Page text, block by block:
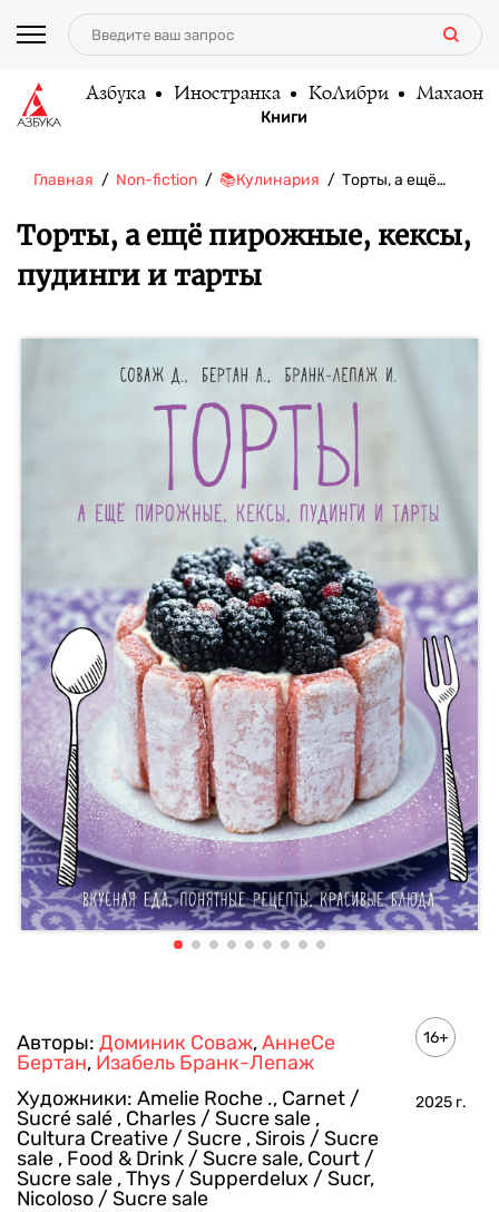
Азбука Иностранка КоЛибри Махаон
Книги
Главная Non-fiction 📚Кулинария Торты, а ещё…
Торты, а ещё пирожные, кексы,
пудинги и тарты
Авторы: Доминик Соваж,АннеСе
Бертан, Изабель Бранк-Лепаж
Художники: Amelie Roche ., Carnet /
Sucré salé , Charles / Sucre sale ,
Cultura Creative / Sucre , Sirois / Sucre
sale , Food & Drink / Sucre sale, Court /
Sucre sale ,Thys / Supperdelux / Sucr,
Nicoloso / Sucre sale
16+
2025 г.